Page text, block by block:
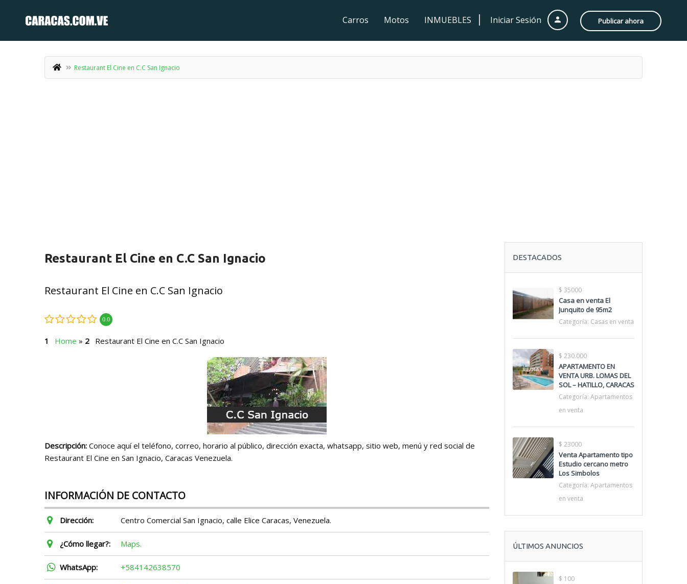
Iniciar Sesión Publicar ahora
Carros Motos INMUEBLES
Restaurant El Cine en C.C San Ignacio
Restaurant El Cine en C.C San Ignacio
Restaurant El Cine en C.C San Ignacio
0.0
Home » Restaurant El Cine en C.C San Ignacio
Descripción: Conoce aquí el teléfono, correo, horario al público, dirección exacta, whatsapp, sitio web, menú y red social de
Restaurant El Cine en San Ignacio, Caracas Venezuela.
INFORMACIÓN DE CONTACTO
Dirección: Centro Comercial San Ignacio, calle Elice Caracas, Venezuela.
¿Cómo llegar?: Maps.
WhatsApp: +584142638570
DESTACADOS
$ 35000
Casa en venta El
Junquito de 95m2
Categoría: Casas en venta
$ 230.000
APARTAMENTO EN
VENTA URB. LOMAS DEL
SOL – HATILLO, CARACAS
Categoría: Apartamentos
en venta
$ 23000
Venta Apartamento tipo
Estudio cercano metro
Los Simbolos
Categoría: Apartamentos
en venta
ÚLTIMOS ANUNCIOS
$ 100